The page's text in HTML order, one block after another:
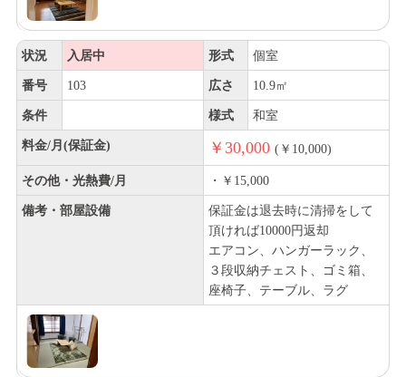
状況 入居中 形式 個室
番号 103 広さ 10.9㎡
条件 様式 和室
料金/月(保証金) ￥30,000 (￥10,000)
その他・光熱費/月 ・￥15,000
備考・部屋設備
保証金は退去時に清掃をして
頂ければ10000円返却
エアコン、ハンガーラック、
３段収納チェスト、ゴミ箱、
座椅子、テーブル、ラグ